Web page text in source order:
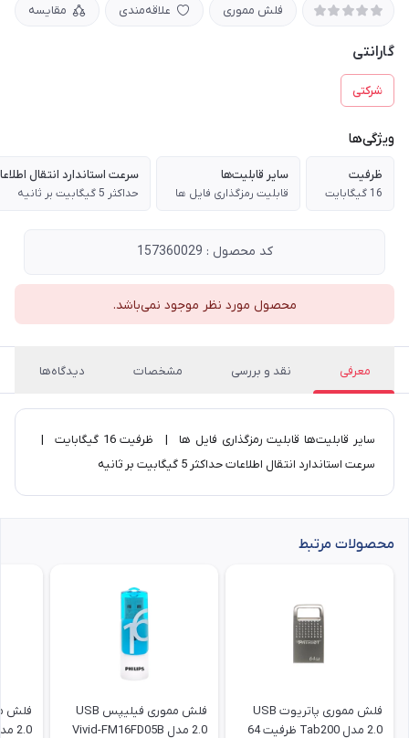
فلش مموری علاقه‌مندی مقایسه
گارانتی
شرکتی
ویژگی‌ها
ظرفیت
16 گیگابایت
سایر قابلیت‌ها
قابلیت رمزگذاری فایل ها
سرعت استاندارد انتقال
حداکثر 5 گیگابیت بر ثانیه
کد محصول : 157360029
محصول مورد نظر موجود نمی‌باشد.
معرفی نقد و بررسی مشخصات دیدگاه‌ها
سایر قابلیت‌ها قابلیت رمزگذاری فایل ها | ظرفیت 16 گیگابایت |
سرعت استاندارد انتقال اطلاعات حداکثر 5 گیگابیت بر ثانیه
محصولات مرتبط
فلش مموری پاتریوت USB
2.0 مدل Tab200 ظرفیت 64
فلش مموری فیلیپس USB
2.0 مدل Vivid-FM16FD05B